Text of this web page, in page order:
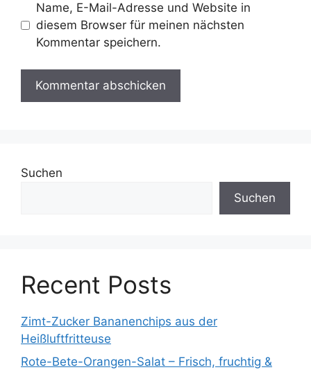
Name, E-Mail-Adresse und Website in
diesem Browser für meinen nächsten
Kommentar speichern.
Suchen
Suchen
Recent Posts
Zimt-Zucker Bananenchips aus der
Heißluftfritteuse
Rote-Bete-Orangen-Salat – Frisch, fruchtig &